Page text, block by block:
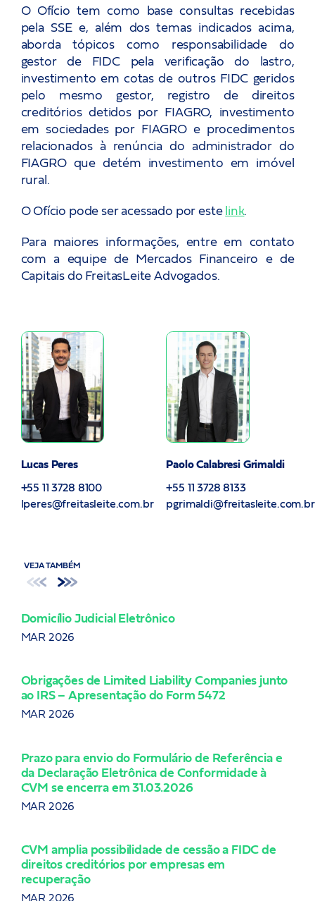
O Ofício tem como base consultas recebidas
pela SSE e, além dos temas indicados acima,
aborda tópicos como responsabilidade do
gestor de FIDC pela verificação do lastro,
investimento em cotas de outros FIDC geridos
pelo mesmo gestor, registro de direitos
creditórios detidos por FIAGRO, investimento
em sociedades por FIAGRO e procedimentos
relacionados à renúncia do administrador do
FIAGRO que detém investimento em imóvel
rural.
O Ofício pode ser acessado por estelink.
Para maiores informações, entre em contato
com a equipe de Mercados Financeiro e de
Capitais do FreitasLeite Advogados.
Lucas Peres
+55 11 3728 8100
lperes@freitasleite.com.br
Paolo Calabresi Grimaldi
+55 11 3728 8133
pgrimaldi@freitasleite.com.br
VEJA TAMBÉM
Domicílio Judicial Eletrônico
MAR 2026
Obrigações de Limited Liability Companies junto
ao IRS – Apresentação do Form 5472
MAR 2026
Prazo para envio do Formulário de Referência e
da Declaração Eletrônica de Conformidade à
CVM se encerra em 31.03.2026
MAR 2026
CVM amplia possibilidade de cessão a FIDC de
direitos creditórios por empresas em
recuperação
MAR 2026